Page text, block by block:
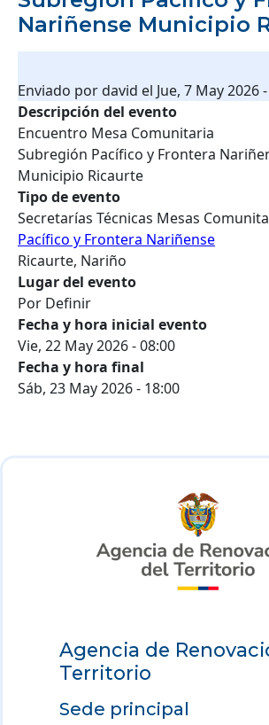
Nariñense Municipio
Enviado pordavid el Jue, 7 May 2026
Descripción del evento
Encuentro Mesa Comunitaria
Subregión Pacífico y Frontera
Municipio Ricaurte
Tipo de evento
Secretarías Técnicas Mesas
Pacífico y Frontera Nariñense
Ricaurte, Nariño
Lugar del evento
Por Definir
Fecha y hora inicial evento
Vie, 22 May 2026 - 08:00
Fecha y hora final
Sáb, 23 May 2026 - 18:00
Agencia de
Territorio
Sede principal